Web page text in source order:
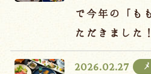
で今年の「も
ただきました！
2026.02.27
オンラインショップ
吉川屋×温泉むすめ